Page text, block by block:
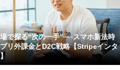
で探る“次の一手”──スマホ新法時
リ外課金とD2C戦略【Stripeインタ